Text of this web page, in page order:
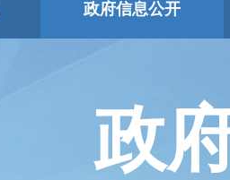
政府信息公开
政